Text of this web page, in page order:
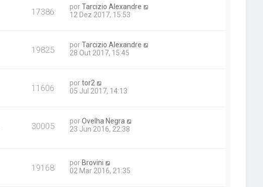
17386 porTarcizio Alexandre
12 Dez 2017, 15:53
19825 porTarcizio Alexandre
28 Out 2017, 15:45
11606 portor2
05 Jul 2017, 14:13
30005 porOvelha Negra
23 Jun 2016, 22:38
19168 porBrovini
02 Mar 2016, 21:35